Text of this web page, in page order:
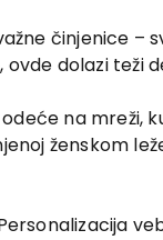
činjenice
dolazi teži
na mreži,
ženskom